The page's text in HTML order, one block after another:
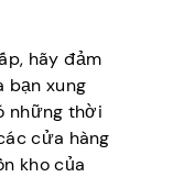
hãy đảm
bạn xung
những thời
cửa hàng
kho của